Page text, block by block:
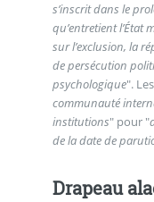
s’inscrit dans le
qu’entretient l’État
sur l’exclusion, la
de persécution
psychologique".
communauté
institutions" pour "
de la date de
Drapeau